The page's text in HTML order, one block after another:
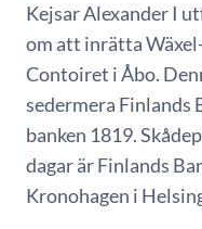
Kejsar Alexander I
om att inrätta
Contoiret i Åbo.
sedermera
banken 1819.
dagar är Finlands
Kronohagen i